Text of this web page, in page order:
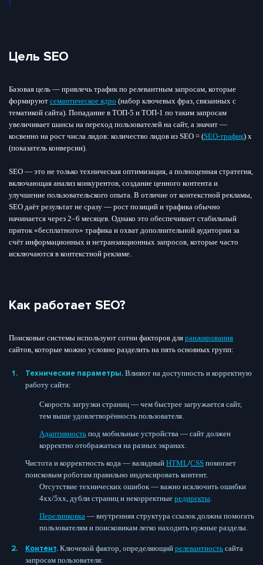
Цель SEO
Базовая цель — привлечь трафик по релевантным запросам, которые
формируют семантическое ядро (набор ключевых фраз, связанных с
тематикой сайта). Попадание в ТОП-5 и ТОП-1 по таким запросам
увеличивает шансы на переход пользователей на сайт, а значит —
косвенно на рост числа лидов: количество лидов из SEO = (SEO-трафик) х
(показатель конверсии).
SEO — это не только техническая оптимизация, а полноценная стратегия,
включающая анализ конкурентов, создание ценного контента и
улучшение пользовательского опыта. В отличие от контекстной рекламы,
SEO даёт результат не сразу — рост позиций и трафика обычно
начинается через 2–6 месяцев. Однако это обеспечивает стабильный
приток «бесплатного» трафика и охват дополнительной аудитории за
счёт информационных и нетранзакционных запросов, которые часто
исключаются в контекстной рекламе.
Как работает SEO?
Поисковые системы используют сотни факторов для ранжирования
сайтов, которые можно условно разделить на пять основных групп:
Технические параметры. Влияют на доступность и корректную
работу сайта:
Скорость загрузки страниц — чем быстрее загружается сайт,
тем выше удовлетворённость пользователя.
Адаптивность под мобильные устройства — сайт должен
корректно отображаться на разных экранах.
Чистота и корректность кода — валидный HTML/CSS помогает
поисковым роботам правильно индексировать контент.
Отсутствие технических ошибок — важно исключить ошибки
4xx/5xx, дубли страниц и некорректные редиректы
Перелинковка — внутренняя структура ссылок должна помогать
пользователям и поисковикам легко находить нужные разделы.
Контент. Ключевой фактор, определяющий релевантность сайта
запросам пользователя: